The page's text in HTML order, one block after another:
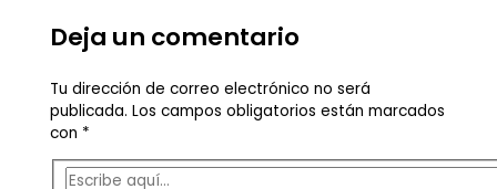
Deja un comentario
Tu dirección de correo electrónico no será
publicada. Los campos obligatorios están marcados
con *
Escribe